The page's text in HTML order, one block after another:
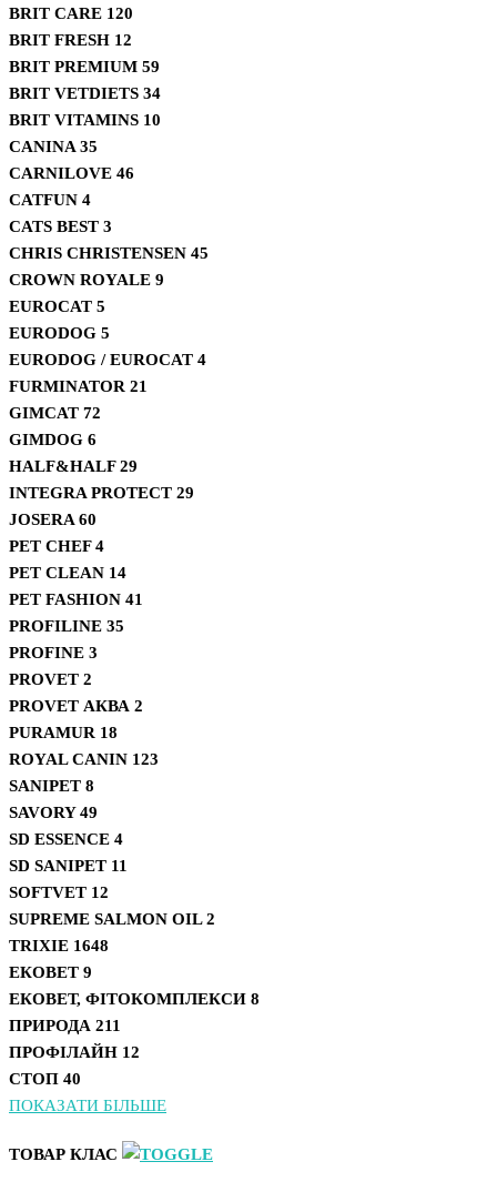
BRIT CARE 120
BRIT FRESH 12
BRIT PREMIUM 59
BRIT VETDIETS 34
BRIT VITAMINS 10
CANINA 35
CARNILOVE 46
CATFUN 4
CATS BEST 3
CHRIS CHRISTENSEN 45
CROWN ROYALE 9
EUROCAT 5
EURODOG 5
EURODOG / EUROCAT 4
FURMINATOR 21
GIMCAT 72
GIMDOG 6
HALF&HALF29
INTEGRA PROTECT 29
JOSERA 60
PET CHEF4
PET CLEAN 14
PET FASHION 41
PROFILINE 35
PROFINE 3
PROVET 2
PROVET АКВА 2
PURAMUR 18
ROYAL CANIN 123
SANIPET 8
SAVORY49
SD ESSENCE 4
SD SANIPET 11
SOFTVET 12
SUPREME SALMON OIL2
TRIXIE 1648
ЕКОВЕТ 9
ЕКОВЕТ, ФІТОКОМПЛЕКСИ 8
ПРИРОДА 211
ПРОФІЛАЙН 12
СТОП 40
ПОКАЗАТИ БІЛЬШЕ
ТОВАР КЛАС